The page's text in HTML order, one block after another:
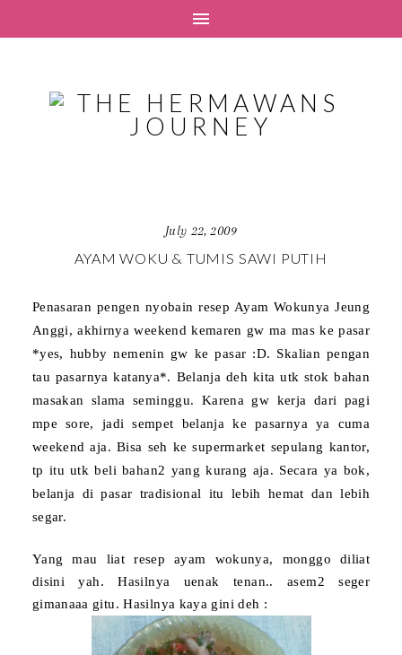
July 22, 2009
AYAM WOKU & TUMIS SAWI PUTIH
Penasaran pengen nyobain resep Ayam Wokunya Jeung
Anggi, akhirnya weekend kemaren gw ma mas ke pasar
*yes, hubby nemenin gw ke pasar :D. Skalian pengan
tau pasarnya katanya*. Belanja deh kita utk stok bahan
masakan slama seminggu. Karena gw kerja dari pagi
mpe sore, jadi sempet belanja ke pasarnya ya cuma
weekend aja. Bisa seh ke supermarket sepulang kantor,
tp itu utk beli bahan2 yang kurang aja. Secara ya bok,
belanja di pasar tradisional itu lebih hemat dan lebih
segar.
Yang mau liat resep ayam wokunya, monggo diliat
disini yah. Hasilnya uenak tenan.. asem2 seger
gimanaaa gitu. Hasilnya kaya gini deh :